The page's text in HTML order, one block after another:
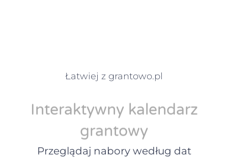
Łatwiej z grantowo.pl
Interaktywny kalendarz
grantowy
Przeglądaj nabory według dat